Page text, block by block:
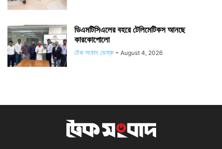
ডিএমটিসিএলের বহরে টেলিমেটিকস আনছে
কারকোপোলো
টেক সংবাদ ডেস্ক - August 4, 2026